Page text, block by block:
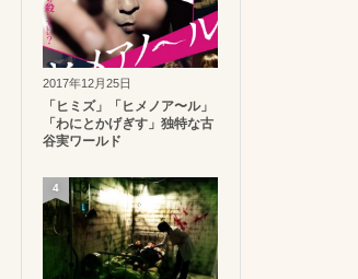
2017年12月25日
「ヒミズ」「ヒメノア〜ル」
「わにとかげぎす」独特な古
谷実ワールド
4